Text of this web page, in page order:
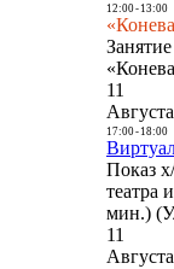
12:00- 13:00
11
Августа
17:00- 18:00
Показ
театра
мин.)
11
Августа